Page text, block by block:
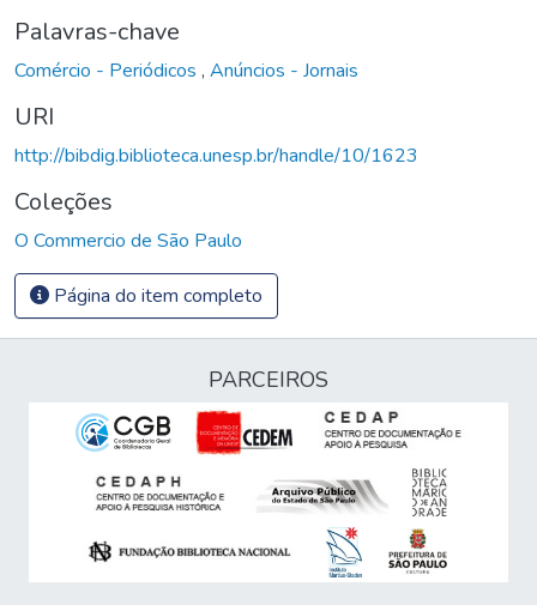
Palavras-chave
Comércio - Periódicos , Anúncios - Jornais
URI
http://bibdig.biblioteca.unesp.br/handle/10/1623
Coleções
O Commercio de São Paulo
Página do item completo
PARCEIROS